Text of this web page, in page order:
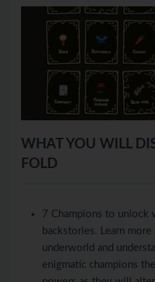
WHAT YOU WILL
FOLD
7 Champions to unlock
backstories. Learn
underworld and
enigmatic champions